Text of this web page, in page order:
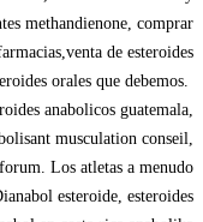
methandienone, comprar
de esteroides
orales que debemos.
anabolicos guatemala,
musculation conseil,
Los atletas a menudo
esteroide, esteroides